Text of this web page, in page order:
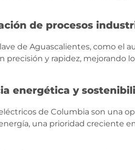
de procesos
de Aguascalientes, como el
precisión y rapidez, mejorando
energética y
de Columbia son una
una prioridad creciente